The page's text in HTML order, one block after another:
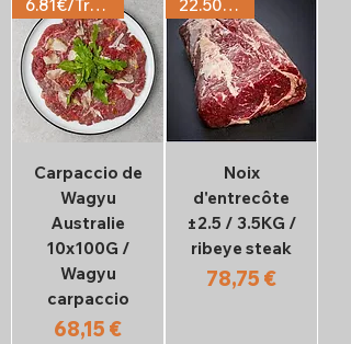
6.81€/Tranche
Carpaccio de
Wagyu
Australie
10x100G /
Wagyu
carpaccio
Prix
68,15 €
22.50€/KG
Noix
d'entrecôte
±2.5 / 3.5KG /
ribeye steak
Prix
78,75 €